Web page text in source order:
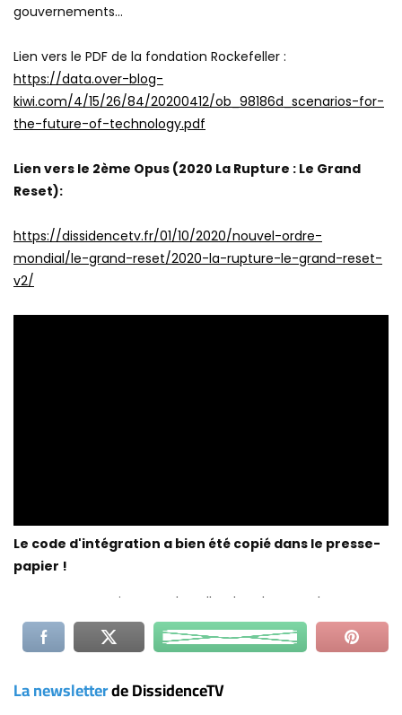
gouvernements…
Lien vers le PDF de la fondation Rockefeller :
https://data.over-blog-
kiwi.com/4/15/26/84/20200412/ob_98186d_scenarios-for-
the-future-of-technology.pdf
Lien vers le 2ème Opus (2020 La Rupture : Le Grand
Reset):
https://dissidencetv.fr/01/10/2020/nouvel-ordre-
mondial/le-grand-reset/2020-la-rupture-le-grand-reset-
v2/
La newsletterde DissidenceTV